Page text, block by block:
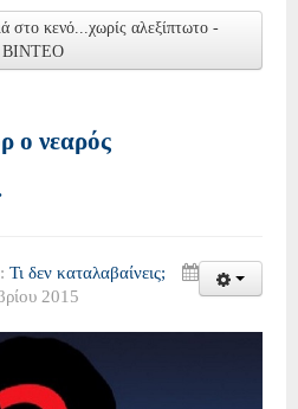
στο κενό...χωρίς αλεξίπτωτο -
ΒΙΝΤΕΟ
ο νεαρός
Τι δεν καταλαβαίνεις;
2015